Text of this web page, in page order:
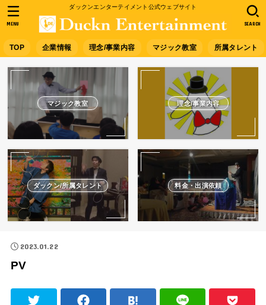
ダックンエンターテイメント公式ウェブサイト
TOP 企業情報 理念/事業内容 マジック教室 所属タレント
SEARCH
MENU
マジック教室 理念/事業内容
ダックン/所属タレント 料金・出演依頼
2023.01.22
PV